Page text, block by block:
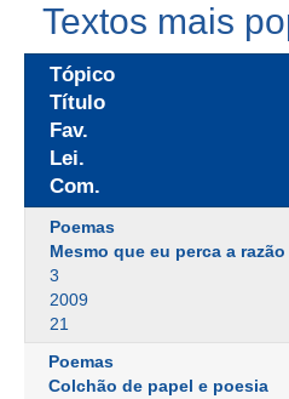
Textos mais
Tópico
Título
Fav.
Lei.
Com.
Poemas
Mesmo que eu perca a razão
3
2009
21
Poemas
Colchão de papel e poesia